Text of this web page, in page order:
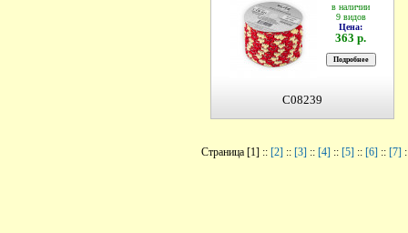
в наличии
9 видов
Цена:
363 р.
C08239
Страница [1] :: [2] :: [3] :: [4] :: [5] :: [6] :: [7]